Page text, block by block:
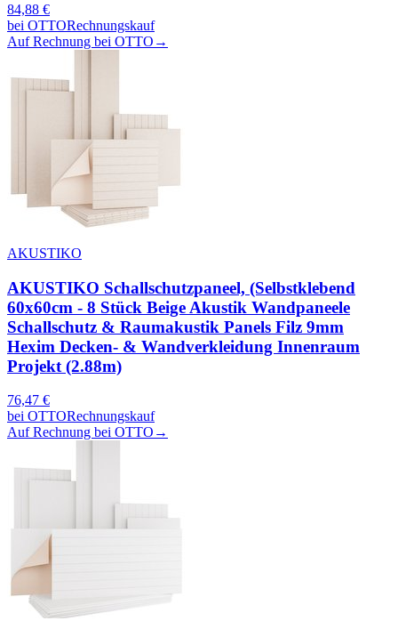
84,88 €
bei OTTORechnungskauf
Auf Rechnung bei OTTO →
AKUSTIKO
AKUSTIKO Schallschutzpaneel, (Selbstklebend
60x60cm - 8 Stück Beige Akustik Wandpaneele
Schallschutz & Raumakustik Panels Filz 9mm
Hexim Decken- & Wandverkleidung Innenraum
Projekt (2.88m)
76,47 €
bei OTTORechnungskauf
Auf Rechnung bei OTTO →